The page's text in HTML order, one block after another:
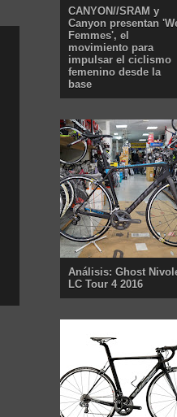
CANYON//SRAM y
Canyon presentan
Femmes', el
movimiento para
impulsar el ciclismo
femenino desde la
base
Análisis: Ghost
LC Tour 4 2016